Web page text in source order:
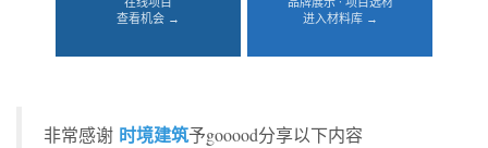
查看机会 →
进入材料库 →
非常感谢 时境建筑予gooood分享以下内容